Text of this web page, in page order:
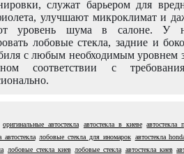
служат барьером для
улучшают микроклимат и
уровень шума в салоне. У
лобовые стекла, задние и
с любым необходимым уровнем
соответствии с
оригинальные автостекла автостекла в киеве
автостекла
автостекла лобовые стекла для иномарок автостекла
лобовые стекла киев лобовые стекла автостекла киев